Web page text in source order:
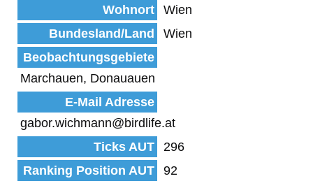
Inhalt
Wohnort
Wien
Bundesland/Land
Wien
Beobachtungsgebiete
Marchauen, Donauauen
E-Mail Adresse
gabor.wichmann@birdlife.at
Ticks AUT
296
Ranking Position AUT
92